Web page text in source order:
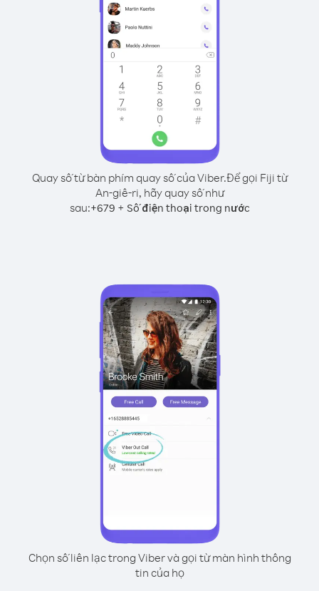
Quay số từ bàn phím quay số của Viber.Để gọi Fiji từ
An-giê-ri, hãy quay số như
sau:+679 + Số điện thoại trong nước
Chọn số liên lạc trong Viber và gọi từ màn hình thông
tin của họ